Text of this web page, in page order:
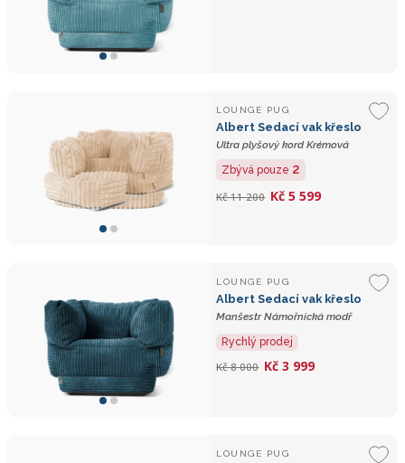
LOUNGE PUG
Albert Sedací vak křeslo
Ultra plyšový kord Krémová
Zbývá pouze 2
Kč 11 200 Kč 5 599
LOUNGE PUG
Albert Sedací vak křeslo
Manšestr Námořnická modř
Rychlý prodej
Kč 8 000 Kč 3 999
LOUNGE PUG